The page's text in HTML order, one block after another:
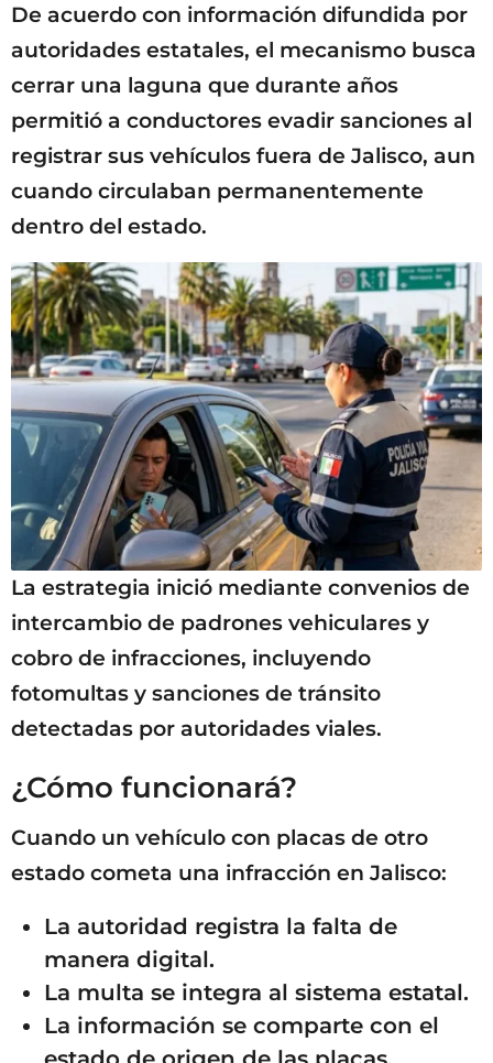
De acuerdo con información difundida por
autoridades estatales, el mecanismo busca
cerrar una laguna que durante años
permitió a conductores evadir sanciones al
registrar sus vehículos fuera de Jalisco, aun
cuando circulaban permanentemente
dentro del estado.
La estrategia inició mediante convenios de
intercambio de padrones vehiculares y
cobro de infracciones, incluyendo
fotomultas y sanciones de tránsito
detectadas por autoridades viales.
¿Cómo funcionará?
Cuando un vehículo con placas de otro
estado cometa una infracción en Jalisco:
La autoridad registra la falta de
manera digital.
La multa se integra al sistema estatal.
La información se comparte con el